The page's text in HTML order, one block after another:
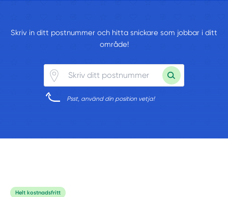
Skriv in ditt postnummer och hitta snickare som jobbar i ditt
område!
Psst, använd din position vetja!
Helt kostnadsfritt